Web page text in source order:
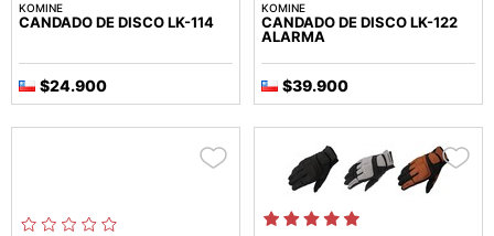
KOMINE
CANDADO DE DISCO LK-114
$24.900
KOMINE
CANDADO DE DISCO LK-122
ALARMA
$39.900